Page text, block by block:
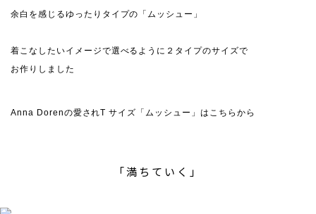
余白を感じるゆったりタイプの「ムッシュー」
着こなしたいイメージで選べるように２タイプのサイズで
お作りしました
Anna Dorenの愛されT サイズ「ムッシュー」はこちらから
「満ちていく」